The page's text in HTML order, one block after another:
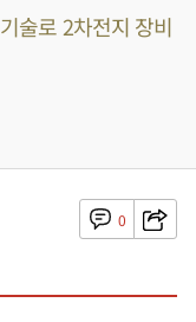
술로 2차전지 장비
0